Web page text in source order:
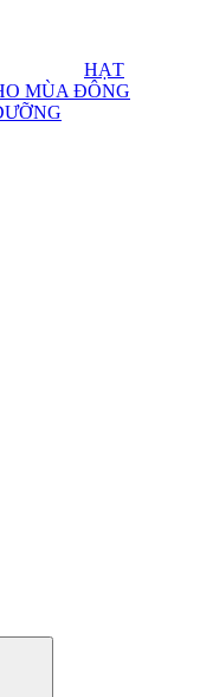
HẠT
MÙA ĐÔNG